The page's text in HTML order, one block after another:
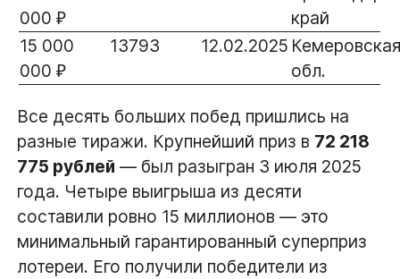
000 ₽
край
15 000
000 ₽
13793 12.02.2025 Кемеровская
обл.
Все десять больших побед пришлись на
разные тиражи. Крупнейший приз в 72 218
775 рублей — был разыгран 3 июля 2025
года. Четыре выигрыша из десяти
составили ровно 15 миллионов — это
минимальный гарантированный суперприз
лотереи. Его получили победители из